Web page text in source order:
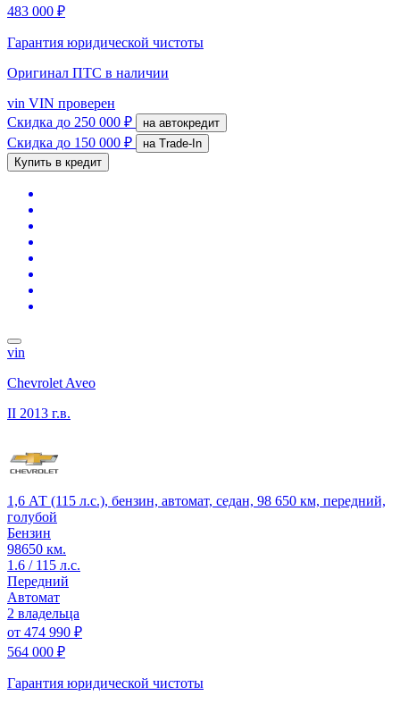
483 000 ₽
Гарантия юридической чистоты
Оригинал ПТС в наличии
vin VIN проверен
Скидка до 250 000 ₽ на автокредит
Скидка до 150 000 ₽
на Trade-In
Купить в кредит
vin
Chevrolet Aveo
II 2013 г.в.
1,6 АТ (115 л.с.), бензин, автомат, седан, 98 650 км, передний,
голубой
Бензин
98650 км.
1.6 / 115 л.с.
Передний
Автомат
2 владельца
от 474 990 ₽
564 000 ₽
Гарантия юридической чистоты